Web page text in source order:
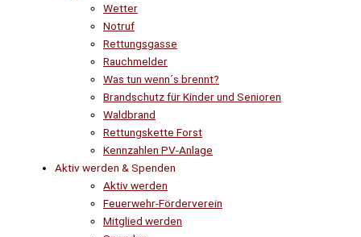
Wetter
Notruf
Rettungsgasse
Rauchmelder
Was tun wenn´s brennt?
Brandschutz für Kinder und Senioren
Waldbrand
Rettungskette Forst
Kennzahlen PV-Anlage
Aktiv werden & Spenden
Aktiv werden
Feuerwehr-Förderverein
Mitglied werden